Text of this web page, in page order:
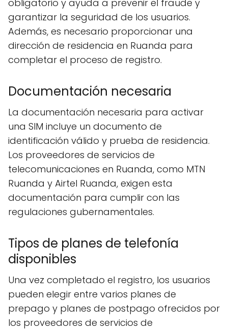
obligatorio y ayuda a prevenir el fraude y
garantizar la seguridad de los usuarios.
Además, es necesario proporcionar una
dirección de residencia en Ruanda para
completar el proceso de registro.
Documentación necesaria
La documentación necesaria para activar
una SIM incluye un documento de
identificación válido y prueba de residencia.
Los proveedores de servicios de
telecomunicaciones en Ruanda, como MTN
Ruanda y Airtel Ruanda, exigen esta
documentación para cumplir con las
regulaciones gubernamentales.
Tipos de planes de telefonía
disponibles
Una vez completado el registro, los usuarios
pueden elegir entre varios planes de
prepago y planes de postpago ofrecidos por
los proveedores de servicios de